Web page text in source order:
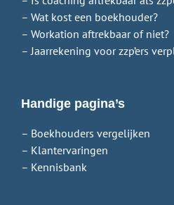
– Wat kost een boekhouder?
– Workation aftrekbaar of niet?
– Jaarrekening voor zzp’ers
Handige pagina’s
– Boekhouders vergelijken
– Klantervaringen
– Kennisbank